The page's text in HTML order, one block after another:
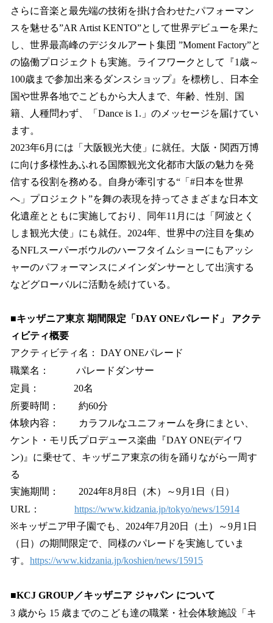
さらに音楽と最先端の技術を掛け合わせたパフォーマン
スを魅せる”AR Artist KENTO”として世界デビューを果た
し、世界最高峰のデジタルアート集団 ”Moment Factory”と
の協働プロジェクトも実施。ライフワークとして『1歳～
100歳まで参加出来るダンスショップ』を標榜し、日本全
国や世界各地でこどもから大人まで、年齢、性別、国
籍、人種問わず、「Dance is 1.」のメッセージを届けてい
ます。
2023年6月には「大阪観光大使」に就任。大阪・関西万博
に向け多様性あふれる国際観光文化都市大阪の魅力を発
信する役割を務める。自身が牽引する“「#日本を世界
へ」プロジェクト”を舞の表現を持ってさまざまな日本文
化遺産とともに実施しており、同年11月には「阿波とく
しま観光大使」にも就任。2024年、世界中の注目を集め
るNFLスーパーボウルのハーフタイムショーにもアッシ
ャーのパフォーマンスにメインダンサーとして出演する
などグローバルに活動を続けている。
■キッザニア東京 期間限定「DAY ONEパレード」 アクテ
ィビティ概要
アクティビティ名： DAY ONEパレード
職業名： パレードダンサー
定員： 20名
所要時間： 約60分
体験内容： カラフルなユニフォームを身にまとい、
ケント・モリ氏プロデュース楽曲『DAY ONE(デイワ
ン)』に乗せて、キッザニア東京の街を踊りながら一周す
る
実施期間： 2024年8月8日（木）～9月1日（日）
URL： https://www.kidzania.jp/tokyo/news/15914
※キッザニア甲子園でも、2024年7月20日（土）～9月1日
（日）の期間限定で、同様のパレードを実施していま
す。 https://www.kidzania.jp/koshien/news/15915
■KCJ GROUP／キッザニア ジャパン について
3 歳から 15 歳までのこども達の職業・社会体験施設「キ